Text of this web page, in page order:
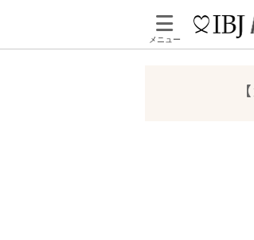
メニュー